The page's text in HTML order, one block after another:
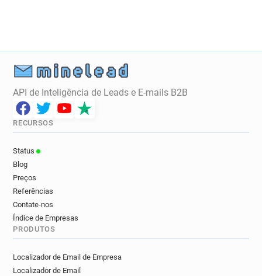
y********@manchester.gov.uk
x**********@manchester.gov.uk
o*******@manchester.gov.uk
n*****@manchester.gov.uk
u******@manchester.gov.uk
b********@manchester.gov.uk
r***********@manchester.gov.uk
w******@manchester.gov.uk
k**********@manchester.gov.uk
m********@manchester.gov.uk
a**********@manchester.gov.uk
API de Inteligência de Leads e E-mails B2B
RECURSOS
Status
Blog
Preços
Referências
Contate-nos
Índice de Empresas
PRODUTOS
Localizador de Email de Empresa
Localizador de Email